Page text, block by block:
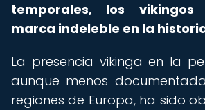
temporales, los
marca indeleble en la
La presencia vikinga en la
aunque menos
regiones de Europa, ha sido